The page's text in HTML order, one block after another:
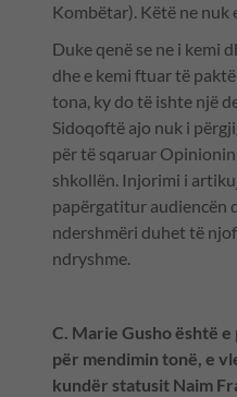
Kombëtar). Këtë ne nuk
Duke qenë se ne i kemi
dhe e kemi ftuar të
tona, ky do të ishte një
Sidoqoftë ajo nuk i
për të sqaruar
shkollën. Injorimi i
papërgatitur audiencën
ndershmëri duhet të
ndryshme.
C. Marie Gusho është
për mendimin tonë, e
kundër statusit Naim